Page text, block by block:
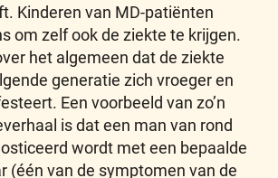
Kinderen van MD-patiënten
om zelf ook de ziekte te krijgen.
het algemeen dat de ziekte
generatie zich vroeger en
Een voorbeeld van zo’n
is dat een man van rond
wordt met een bepaalde
(één van de symptomen van de